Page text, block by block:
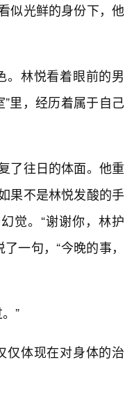
似光鲜的身份下，他
。林悦看着眼前的男
里，经历着属于自己
了往日的体面。他重
果不是林悦发酸的手
觉。“谢谢你，林护
一句，“今晚的事，
”
仅体现在对身体的治